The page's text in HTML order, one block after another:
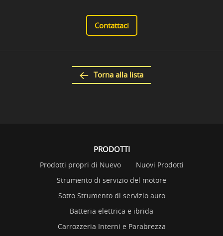
Contattaci
Torna alla lista
PRODOTTI
Prodotti propri di Nuevo
Nuovi Prodotti
Strumento di servizio del motore
Sotto Strumento di servizio auto
Batteria elettrica e ibrida
Carrozzeria Interni e Parabrezza